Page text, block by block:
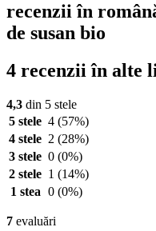
recenzii în
de susan bio
4 recenzii în alte
4,3 din 5 stele
5 stele 4 (57%)
4 stele 2 (28%)
3 stele 0 (0%)
2 stele 1 (14%)
1 stea 0 (0%)
7 evaluări